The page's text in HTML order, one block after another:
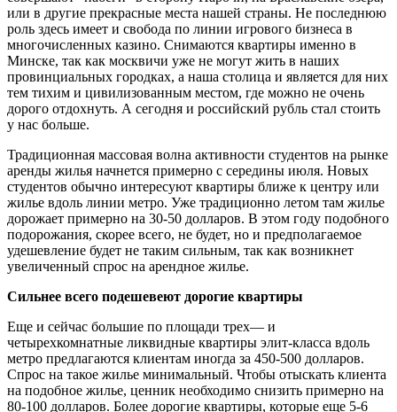
или в другие прекрасные места нашей страны. Не последнюю
роль здесь имеет и свобода по линии игрового бизнеса в
многочисленных казино. Снимаются квартиры именно в
Минске, так как москвичи уже не могут жить в наших
провинциальных городках, а наша столица и является для них
тем тихим и цивилизованным местом, где можно не очень
дорого отдохнуть. А сегодня и российский рубль стал стоить
у нас больше.
Традиционная массовая волна активности студентов на рынке
аренды жилья начнется примерно с середины июля. Новых
студентов обычно интересуют квартиры ближе к центру или
жилье вдоль линии метро. Уже традиционно летом там жилье
дорожает примерно на 30-50 долларов. В этом году подобного
подорожания, скорее всего, не будет, но и предполагаемое
удешевление будет не таким сильным, так как возникнет
увеличенный спрос на арендное жилье.
Сильнее всего подешевеют дорогие квартиры
Еще и сейчас большие по площади трех— и
четырехкомнатные ликвидные квартиры элит-класса вдоль
метро предлагаются клиентам иногда за 450-500 долларов.
Спрос на такое жилье минимальный. Чтобы отыскать клиента
на подобное жилье, ценник необходимо снизить примерно на
80-100 долларов. Более дорогие квартиры, которые еще 5-6